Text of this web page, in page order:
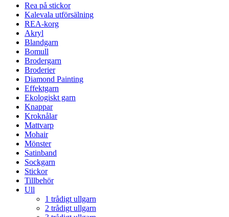
Rea på stickor
Kalevala utförsälning
REA-korg
Akryl
Blandgarn
Bomull
Brodergarn
Broderier
Diamond Painting
Effektgarn
Ekologiskt garn
Knappar
Kroknålar
Mattvarp
Mohair
Mönster
Satinband
Sockgarn
Stickor
Tillbehör
Ull
1 trådigt ullgarn
2 trådigt ullgarn